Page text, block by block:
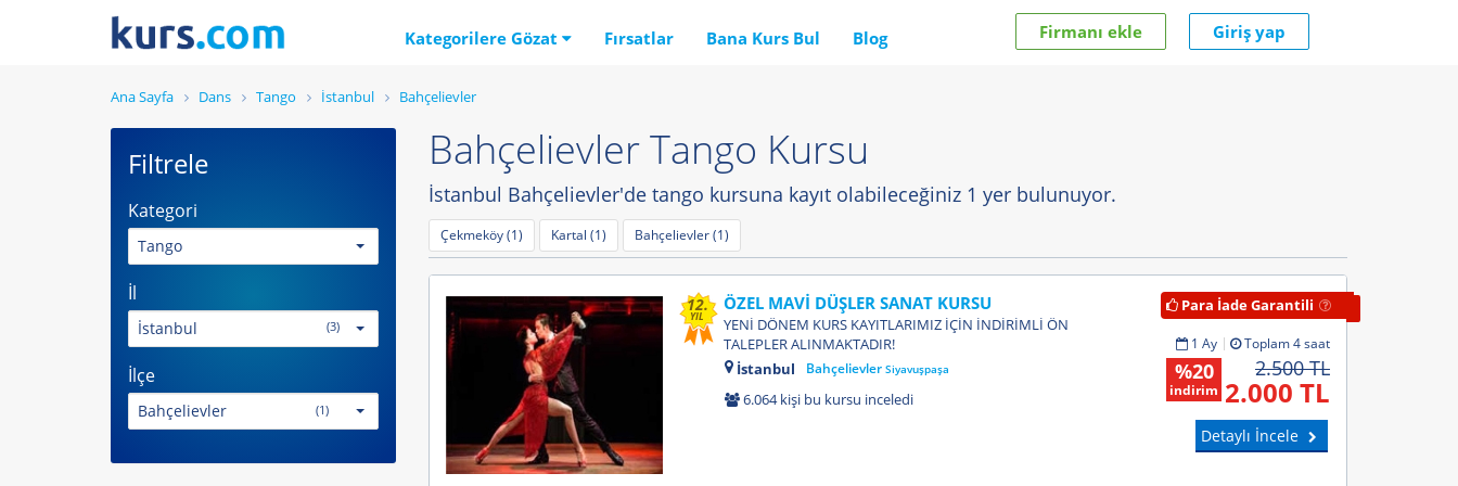
Kategorilere Gözat Fırsatlar Bana Kurs Bul Blog Giriş yap
Firmanı ekle
Ana Sayfa Dans Tango İstanbul Bahçelievler
Bahçelievler Tango Kursu
İstanbul Bahçelievler'de tango kursuna kayıt olabileceğiniz 1 yer bulunuyor.
Çekmeköy (1) Kartal (1) Bahçelievler (1)
12.
YIL
ÖZEL MAVİ DÜŞLER SANAT KURSU
YENİ DÖNEM KURS KAYITLARIMIZ İÇİN İNDİRİMLİ ÖN
TALEPLER ALINMAKTADIR!
İstanbul
Bahçelievler Siyavuşpaşa
6.064 kişi bu kursu inceledi
Para İade Garantili
1 Ay Toplam 4 saat
2.500 TL
2.000 TL
%20
indirim
Detaylı İncele
Filtrele
Kategori
Tango
İl
İstanbul (3)
İlçe
Bahçelievler (1)